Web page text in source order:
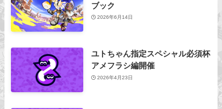
ブック
2026年6月14日
ユトちゃん指定スペシャル必須杯
アメフラシ編開催
2026年4月23日